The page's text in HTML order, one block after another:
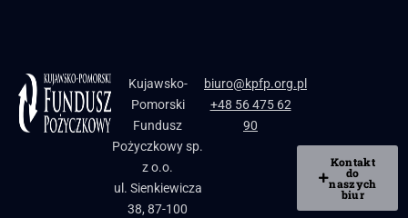
Kujawsko-
Pomorski
Fundusz
Pożyczkowy sp.
z o.o.
ul. Sienkiewicza
38, 87-100
biuro@kpfp.org.pl
+48 56 475 62
90
Kontakt
do
naszych
biur